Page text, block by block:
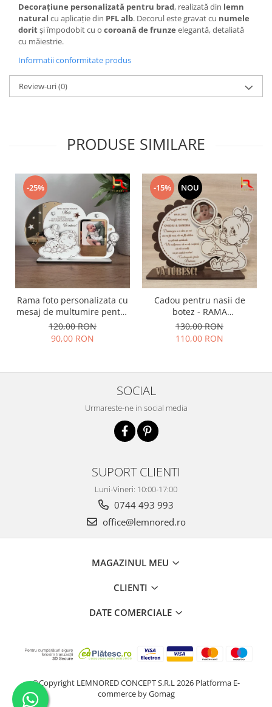
Decorațiune personalizată pentru brad, realizată din lemn
natural cu aplicație din PFL alb. Decorul este gravat cu numele
doritși împodobit cu o coroană de frunze elegantă, detaliată
cu măiestrie.
Informatii conformitate produs
Review-uri(0)
PRODUSE SIMILARE
-25%
Rama foto personalizata cu
mesaj de multumire pentru
nasii de botez | Cadou
emotional pentru nasi
120,00 RON
90,00 RON
-15% NOU
Cadou pentru nasii de
botez - RAMA
PERONALIZATA BOTEZ
130,00 RON
110,00 RON
SOCIAL
Urmareste-ne in social media
SUPORT CLIENTI
Luni-Vineri: 10:00-17:00
0744 493 993
office@lemnored.ro
MAGAZINUL MEU
CLIENTI
DATE COMERCIALE
©Copyright LEMNORED CONCEPT S.R.L 2026 Platforma E-
commerce by Gomag